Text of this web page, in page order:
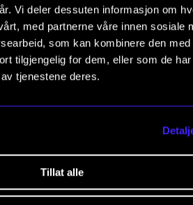
Vi deler dessuten informasjon om
med partnerne våre innen sosiale
som kan kombinere den med
tilgjengelig for dem, eller som de
tjenestene deres.
Tillat alle
som 'Ereignis'